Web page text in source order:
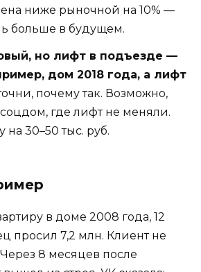
ниже рыночной на 10% —
больше в будущем.
но лифт в подъезде —
дом 2018 года, а лифт
почему так. Возможно,
где лифт не меняли.
30–50 тыс. руб.
в доме 2008 года, 12
просил 7,2 млн. Клиент не
8 месяцев после